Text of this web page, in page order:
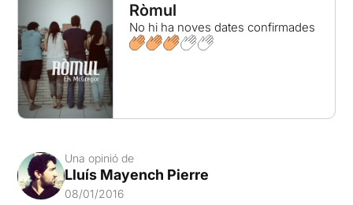
Ròmul
No hi ha noves dates confirmades
Una opinió de
Lluís Mayench Pierre
08/01/2016